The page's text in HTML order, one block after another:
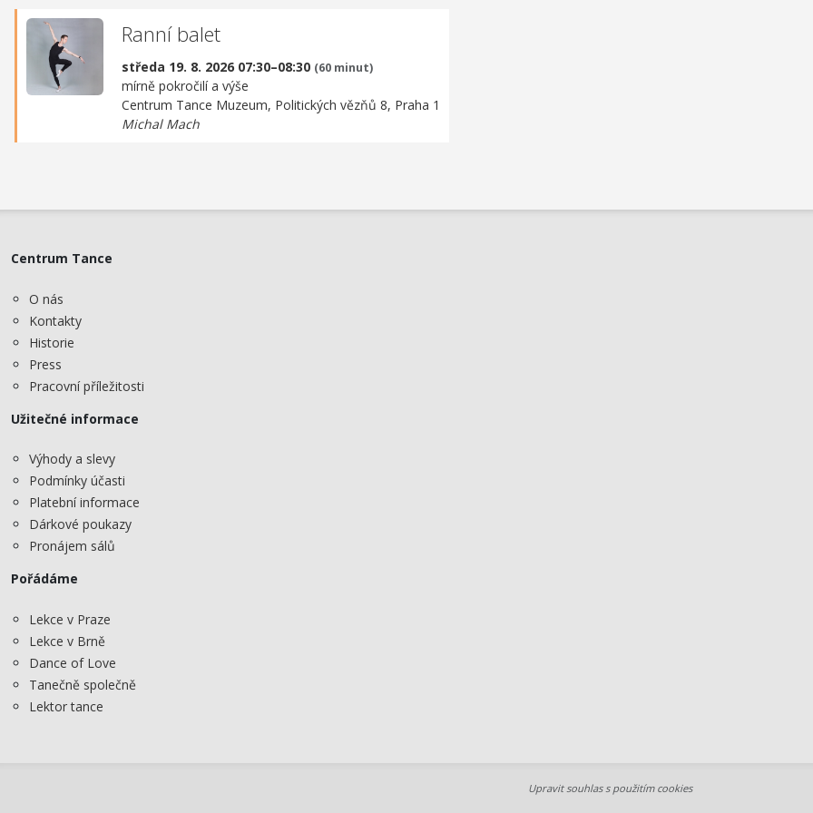
Ranní balet
středa 19. 8. 2026 07:30–08:30 (60 minut)
mírně pokročilí a výše
Centrum Tance Muzeum, Politických vězňů 8, Praha 1
Michal Mach
Centrum Tance
O nás
Kontakty
Historie
Press
Pracovní příležitosti
Užitečné informace
Výhody a slevy
Podmínky účasti
Platební informace
Dárkové poukazy
Pronájem sálů
Pořádáme
Lekce v Praze
Lekce v Brně
Dance of Love
Tanečně společně
Lektor tance
Upravit souhlas s použitím cookies